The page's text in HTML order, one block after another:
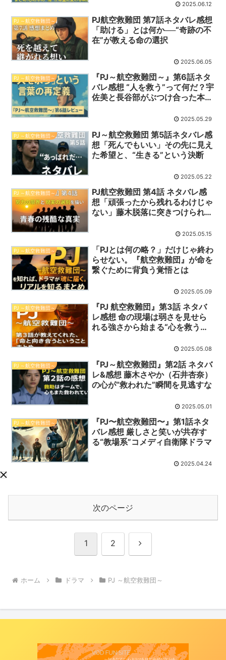
2025.06.12
PJ ～航空救難団～
PJ航空救難団 第7話ネタバレ感想
「助ける」とは何か──“奇跡の不
在”が教える命の選択
2025.06.05
PJ ～航空救難団～
『PJ～航空救難団～』第6話ネタ
バレ感想 “人を救う”って何だ？宇
佐美と長谷部がぶつけ合った本音
2025.05.29
PJ ～航空救難団～
PJ～航空救難団 第5話ネタバレ感
想「死んでもいい」その先に見え
た希望と、“生きる”という決断
2025.05.22
PJ ～航空救難団～
PJ航空救難団 第4話 ネタバレ感
想「頑張ったから残れるわけじゃ
ない」藤木脱落に突きつけられた
2025.05.15
PJ ～航空救難団～
「PJとは何の略？」だけじゃ終わ
らせない。『航空救難団』が命を
繋ぐために背負う覚悟とは
2025.05.09
PJ ～航空救難団～
『PJ 航空救難団』第3話 ネタバ
レ感想 命の現場は弱さを見せら
れる強さから始まる“心を救う訓
2025.05.08
PJ ～航空救難団～
『PJ～航空救難団』第2話 ネタバ
レ&感想 藤木さやか（石井杏奈）
の心が“救われた”瞬間を見逃すな
2025.05.01
PJ ～航空救難団～
『PJ〜航空救難団〜』第1話ネタ
バレ感想 厳しさと笑いが共存す
る“教場系”コメディ自衛隊ドラマ
2025.04.24
次のページ
1 2
次
ホーム ドラマ PJ ～航空救難団～